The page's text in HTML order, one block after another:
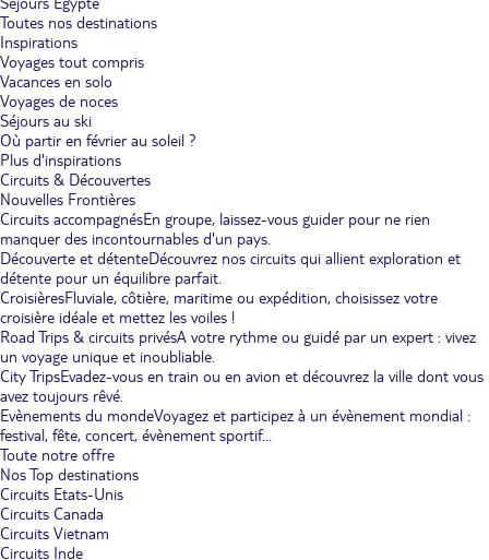
Toutes nos destinations
Inspirations
Voyages tout compris
Vacances en solo
Voyages de noces
Séjours au ski
Où partir en février au soleil ?
Plus d'inspirations
Circuits & Découvertes
Nouvelles Frontières
Circuits accompagnésEn groupe, laissez-vous guider pour ne rien
manquer des incontournables d'un pays.
Découverte et détenteDécouvrez nos circuits qui allient exploration et
détente pour un équilibre parfait.
CroisièresFluviale, côtière, maritime ou expédition, choisissez votre
croisière idéale et mettez les voiles !
Road Trips & circuits privésA votre rythme ou guidé par un expert : vivez
un voyage unique et inoubliable.
City TripsEvadez-vous en train ou en avion et découvrez la ville dont vous
avez toujours rêvé.
Evènements du mondeVoyagez et participez à un évènement mondial :
festival, fête, concert, évènement sportif...
Toute notre offre
Nos Top destinations
Circuits Etats-Unis
Circuits Canada
Circuits Vietnam
Circuits Inde